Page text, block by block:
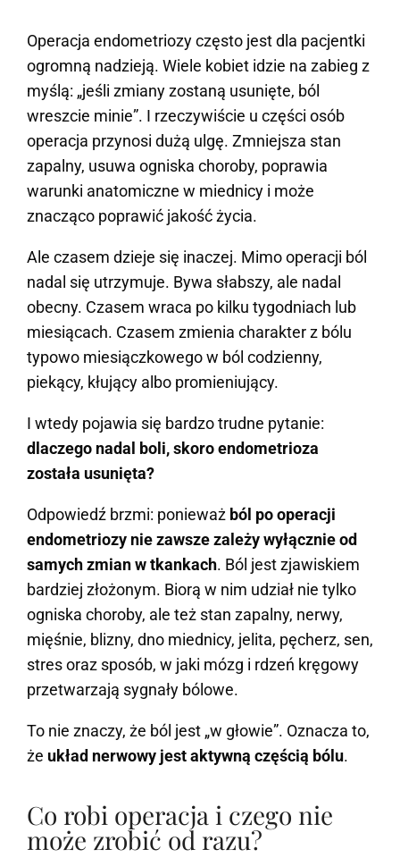
Operacja endometriozy często jest dla pacjentki
ogromną nadzieją. Wiele kobiet idzie na zabieg z
myślą: „jeśli zmiany zostaną usunięte, ból
wreszcie minie”. I rzeczywiście u części osób
operacja przynosi dużą ulgę. Zmniejsza stan
zapalny, usuwa ogniska choroby, poprawia
warunki anatomiczne w miednicy i może
znacząco poprawić jakość życia.
Ale czasem dzieje się inaczej. Mimo operacji ból
nadal się utrzymuje. Bywa słabszy, ale nadal
obecny. Czasem wraca po kilku tygodniach lub
miesiącach. Czasem zmienia charakter z bólu
typowo miesiączkowego w ból codzienny,
piekący, kłujący albo promieniujący.
I wtedy pojawia się bardzo trudne pytanie:
dlaczego nadal boli, skoro endometrioza
została usunięta?
Odpowiedź brzmi: ponieważ ból po operacji
endometriozy nie zawsze zależy wyłącznie od
samych zmian w tkankach. Ból jest zjawiskiem
bardziej złożonym. Biorą w nim udział nie tylko
ogniska choroby, ale też stan zapalny, nerwy,
mięśnie, blizny, dno miednicy, jelita, pęcherz, sen,
stres oraz sposób, w jaki mózg i rdzeń kręgowy
przetwarzają sygnały bólowe.
To nie znaczy, że ból jest „w głowie”. Oznacza to,
że układ nerwowy jest aktywną częścią bólu.
Co robi operacja i czego nie
może zrobić od razu?